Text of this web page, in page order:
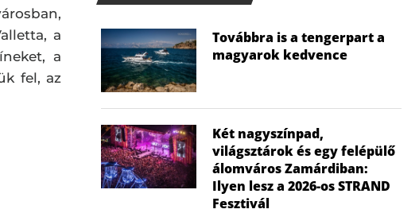
a
a
fel, az
Továbbra is a tengerpart a
magyarok kedvence
Két nagyszínpad,
világsztárok és egy felépülő
álomváros Zamárdiban:
Ilyen lesz a 2026-os STRAND
Fesztivál